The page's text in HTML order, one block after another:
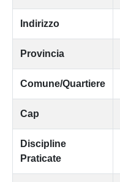
Indirizzo
Provincia
Comune/Quartiere
Cap
Discipline
Praticate